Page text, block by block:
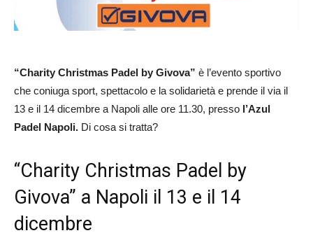
“Charity Christmas Padel by Givova” è l’evento sportivo
che coniuga sport, spettacolo e la solidarietà e prende il via il
13 e il 14 dicembre a Napoli alle ore 11.30, presso l’Azul
Padel Napoli. Di cosa si tratta?
“Charity Christmas Padel by
Givova” a Napoli il 13 e il 14
dicembre